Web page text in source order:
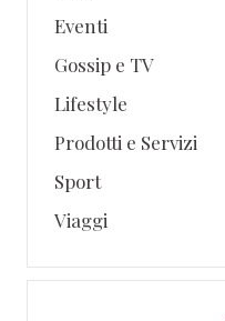
Eventi
Gossip e TV
Lifestyle
Prodotti e Servizi
Sport
Viaggi